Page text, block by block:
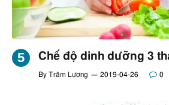
Chế độ dinh dưỡng 3
By Trâm Lương 2019-04-26 0